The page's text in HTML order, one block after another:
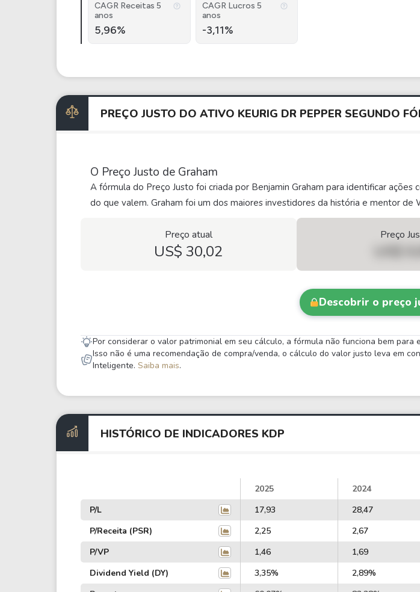
CAGR Receitas 5
anos
5,96%
CAGR Lucros 5
anos
-3,11%
PREÇO JUSTO DO ATIVO KEURIG DR PEPPER SEGUNDO
O Preço Justo de Graham
A fórmula do Preço Justo foi criada por Benjamin Graham para identificar
do que valem. Graham foi um dos maiores investidores da história e mentor de
Preço atual
US$ 30,02
Preço
Descobrir o preço
Por considerar o valor patrimonial em seu cálculo, a fórmula não funciona bem para
Isso não é uma recomendação de compra/venda, o cálculo do valor justo leva em
Inteligente. Saiba mais.
HISTÓRICO DE INDICADORES KDP
2025 2024
P/L
17,93 28,47
P/Receita (PSR)
2,25 2,67
P/VP
1,46 1,69
Dividend Yield (DY)
3,35% 2,89%